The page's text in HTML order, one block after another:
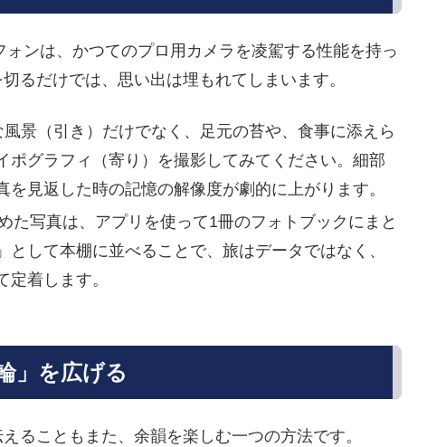
ンは、かつてのプロ用カメラを凌駕する性能を持っ
るだけでは、思い出は埋もれてしまいます。
風景（引き）だけでなく、足元の苔や、食事に添えら
ポグラフィ（寄り）を撮影してみてください。細部
を見返した時の記憶の解像度が劇的に上がります。
た写真は、アプリを使って1冊のフォトブックにまと
して本棚に並べることで、旅はデータではなく、
着します。
」を広げる
ることもまた、余韻を楽しむ一つの方法です。